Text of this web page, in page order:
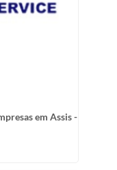
em Assis -